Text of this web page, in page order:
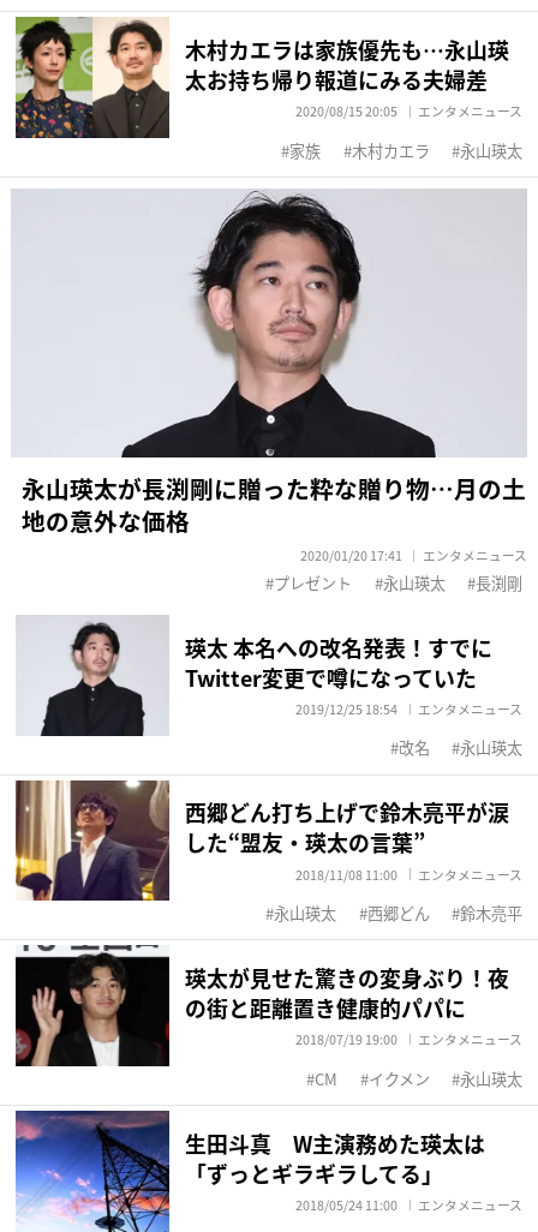
木村カエラは家族優先も…永山瑛
太お持ち帰り報道にみる夫婦差
2020/08/15 20:05 エンタメニュース
家族 木村カエラ 永山瑛太
永山瑛太が長渕剛に贈った粋な贈り物…月の土
地の意外な価格
2020/01/20 17:41 エンタメニュース
プレゼント 永山瑛太 長渕剛
瑛太 本名への改名発表！すでに
Twitter変更で噂になっていた
2019/12/25 18:54 エンタメニュース
改名 永山瑛太
西郷どん打ち上げで鈴木亮平が涙
した“盟友・瑛太の言葉”
2018/11/08 11:00 エンタメニュース
永山瑛太 西郷どん 鈴木亮平
瑛太が見せた驚きの変身ぶり！夜
の街と距離置き健康的パパに
2018/07/19 19:00 エンタメニュース
CM イクメン 永山瑛太
生田斗真 W主演務めた瑛太は
「ずっとギラギラしてる」
2018/05/24 11:00 エンタメニュース